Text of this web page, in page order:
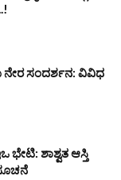
ನೇರ ಸಂದರ್ಶನ: ವಿವಿಧ
ಭೇಟಿ: ಶಾಶ್ವತ ಆಸ್ತಿ